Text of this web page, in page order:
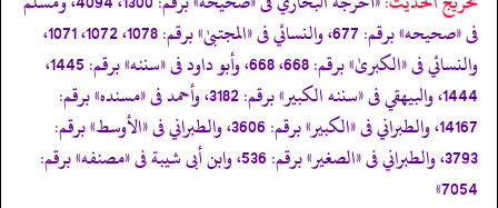
فى«صحيحه»برقم: 677، والنسائي فى «المجتبیٰ»
برقم: 1078، 1072، 1071،
والنسائي فى«الكبریٰ»برقم: 668، 668، وأبو داود فى «سننه»
برقم: 1445،
1444، والبيهقي فى
«سننه الكبير»برقم: 3182، وأحمد فى «مسنده»برقم:
14167، والطبراني فى
«الكبير»برقم: 3606، والطبراني فى «الأوسط»برقم:
3793، والطبراني فى
«الصغير»برقم: 536، وابن أبى شيبة فى «مصنفه»برقم:
7054»